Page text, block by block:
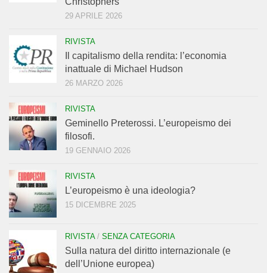
29 APRILE 2026
RIVISTA
Il capitalismo della rendita: l’economia
inattuale di Michael Hudson
26 MARZO 2026
RIVISTA
Geminello Preterossi. L’europeismo dei
filosofi.
19 GENNAIO 2026
RIVISTA
L’europeismo è una ideologia?
15 DICEMBRE 2025
RIVISTA/ SENZA CATEGORIA
Sulla natura del diritto internazionale (e
dell’Unione europea)